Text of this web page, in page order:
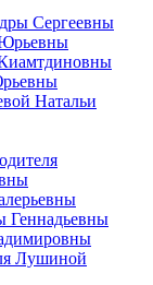
Сергеевны
Натальи
Геннадьевны
Лушиной